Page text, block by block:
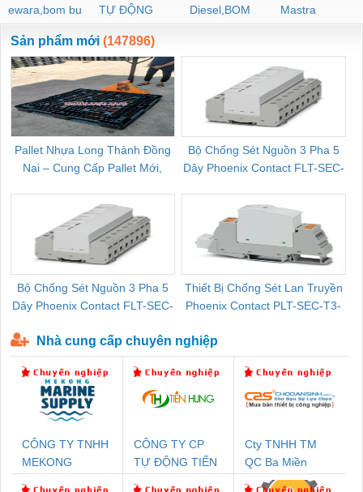
ewara,bom bu
ewara
TỰ ĐỘNG
Diesel,BOM
CHUA CHAY
Mastra
Sản phẩm mới (147896)
Pallet Nhựa Long Thành Đồng
Nai – Cung Cấp Pallet Mới,
Bộ Chống Sét Nguồn 3 Pha 5
Dây Phoenix Contact FLT-SEC-
Bộ Chống Sét Nguồn 3 Pha 5
Dây Phoenix Contact FLT-SEC-
Thiết Bị Chống Sét Lan Truyền
Phoenix Contact PLT-SEC-T3-
Nhà cung cấp chuyên nghiệp
CÔNG TY TNHH
MEKONG
CÔNG TY CP
TỰ ĐỘNG TIẾN
Cty TNHH TM
QC Ba Miền